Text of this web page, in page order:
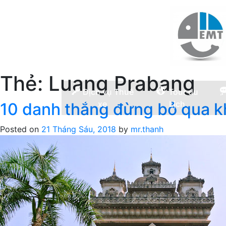
Dịch vụ Thuê
xe
Tour du
Lịch
Thẻ: Luang Prabang
10 danh thắng đừng bỏ qua
Posted on 21 Tháng Sáu, 2018 by mr.thanh